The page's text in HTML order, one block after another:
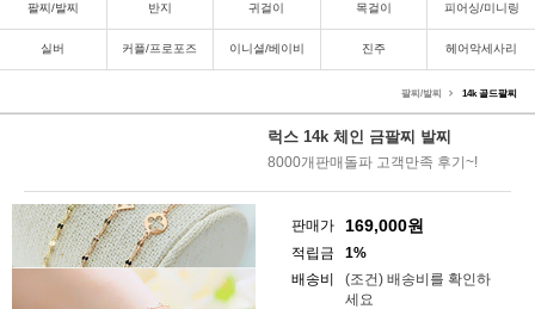
팔찌/발찌 반지 귀걸이 목걸이 피어싱/미니링
실버 커플/프로포즈 이니셜/베이비 진주 헤어악세사리
팔찌/발찌 14k 골드팔찌
럭스 14k 체인 금팔찌 발찌
8000개판매돌파 고객만족 후기~!
판매가 169,000원
적립금
1%
배송비
(조건) 배송비를 확인하
세요